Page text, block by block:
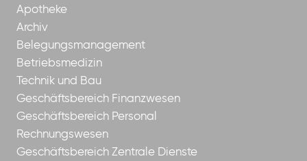
Apotheke
Archiv
Belegungsmanagement
Betriebsmedizin
Technik und Bau
Geschäftsbereich Finanzwesen
Geschäftsbereich Personal
Rechnungswesen
Geschäftsbereich Zentrale Dienste